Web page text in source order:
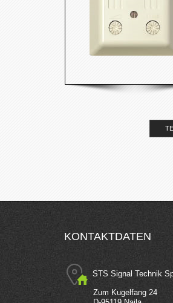
KONTAKTDATEN
STS Signal Technik
Zum Kugelfang 24